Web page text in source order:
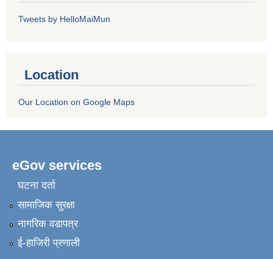
Tweets by HelloMaiMun
Location
Our Location on Google Maps
eGov services
घटना दर्ता
सामाजिक सुरक्षा
नागरिक वडापत्र
ई-हाजिरी प्रणाली